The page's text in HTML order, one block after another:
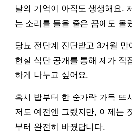
날의 기억이 아직도 생생해요.
는 소리를 들을 줄은 꿈에도 몰
당뇨 전단계 진단받고 3개월
현실 식단 공개를 통해 제가 직
하게 나누고 싶어요.
혹시 밥부터 한 숟가락 가득 뜨
저도 예전엔 그랬지만, 이제는
부터 완전히 바꿨답니다.